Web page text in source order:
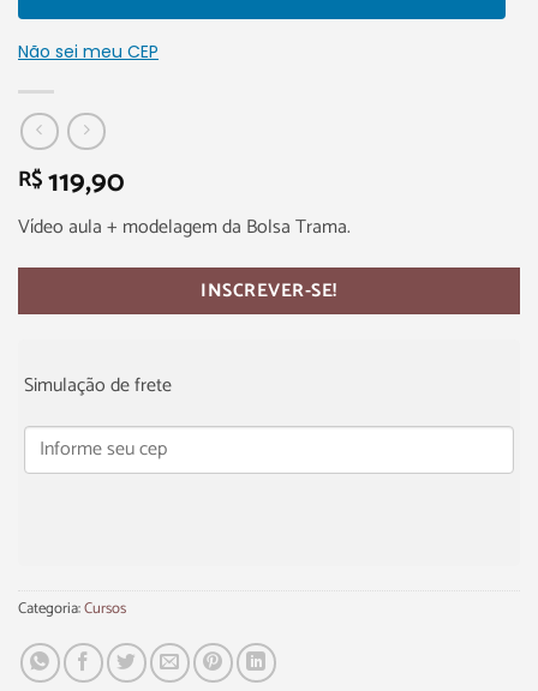
Não sei meu CEP
R$119,90
Vídeo aula + modelagem da Bolsa Trama.
INSCREVER-SE!
Simulação de frete
Categoria:Cursos